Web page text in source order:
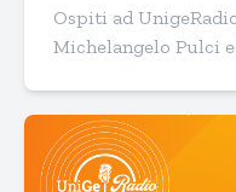
Ospiti ad
Michelangelo Pulci